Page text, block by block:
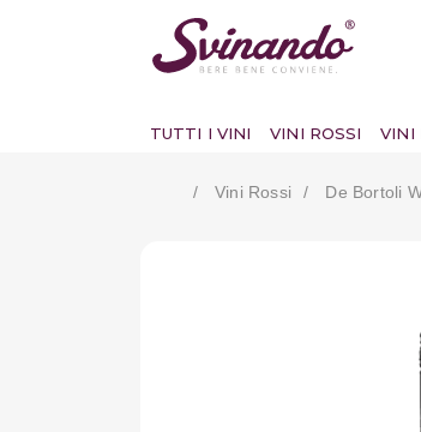
TUTTI I VINI VINI ROSSI VINI
Vini Rossi De Bortoli